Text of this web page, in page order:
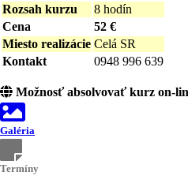
Rozsah kurzu
8 hodín
Cena
52 €
Miesto realizácie Celá SR
Kontakt
0948 996 639
Možnosť absolvovať kurz on-
Galéria
Termíny